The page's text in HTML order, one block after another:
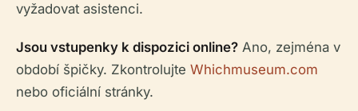
vyžadovat asistenci.
Jsou vstupenky k dispozici online? Ano, zejména v
období špičky. Zkontrolujte Whichmuseum.com
nebo oficiální stránky.